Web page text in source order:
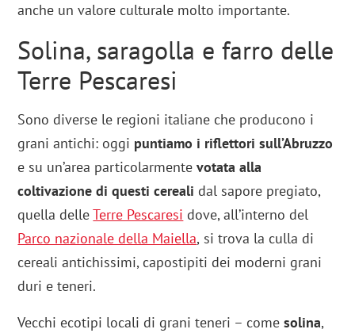
anche un valore culturale molto importante.
Solina, saragolla e farro delle
Terre Pescaresi
Sono diverse le regioni italiane che producono i
grani antichi: oggi puntiamo i riflettori sull’Abruzzo
e su un’area particolarmentevotata alla
coltivazione di questi cereali dal sapore pregiato,
quella delleTerre Pescaresi dove, all’interno del
Parco nazionale della Maiella, si trova la culla di
cereali antichissimi, capostipiti dei moderni grani
duri e teneri.
Vecchi ecotipi locali di grani teneri – comesolina,